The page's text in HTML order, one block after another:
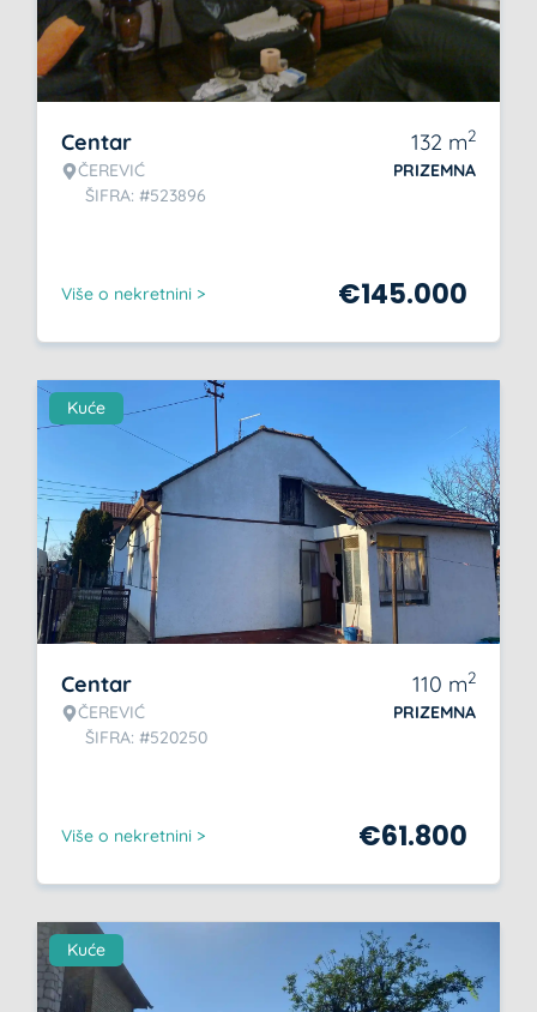
Centar
ČEREVIĆ
ŠIFRA: #523896
132 m2
PRIZEMNA
Više o nekretnini > €145.000
Kuće
Centar
ČEREVIĆ
ŠIFRA: #520250
110 m2
PRIZEMNA
Više o nekretnini > €61.800
Kuće